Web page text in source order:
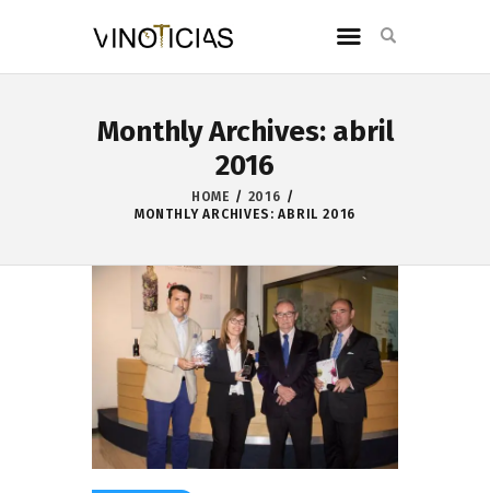
Monthly Archives: abril
2016
HOME
2016
MONTHLY ARCHIVES: ABRIL 2016